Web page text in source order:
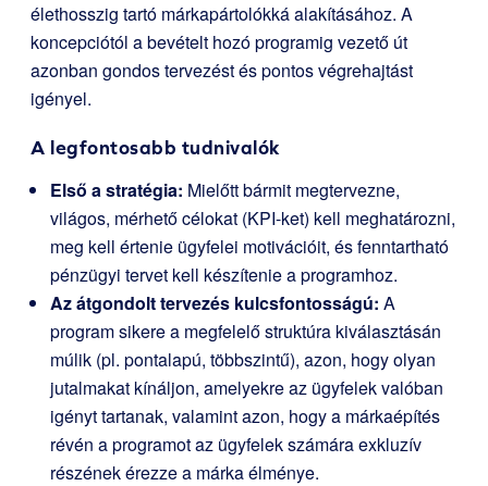
élethosszig tartó márkapártolókká alakításához. A
koncepciótól a bevételt hozó programig vezető út
azonban gondos tervezést és pontos végrehajtást
igényel.
A legfontosabb tudnivalók
Első a stratégia: Mielőtt bármit megtervezne,
világos, mérhető célokat (KPI-ket) kell meghatározni,
meg kell értenie ügyfelei motivációit, és fenntartható
pénzügyi tervet kell készítenie a programhoz.
Az átgondolt tervezés kulcsfontosságú: A
program sikere a megfelelő struktúra kiválasztásán
múlik (pl. pontalapú, többszintű), azon, hogy olyan
jutalmakat kínáljon, amelyekre az ügyfelek valóban
igényt tartanak, valamint azon, hogy a márkaépítés
révén a programot az ügyfelek számára exkluzív
részének érezze a márka élménye.